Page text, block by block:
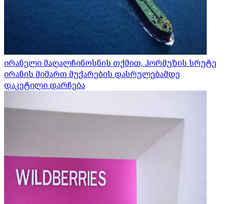
ირანელი მაღალჩინოსნის თქმით, ჰორმუზის სრუტე
ირანის მიმართ მუქარების დასრულებამდე
დაკეტილი დარჩება